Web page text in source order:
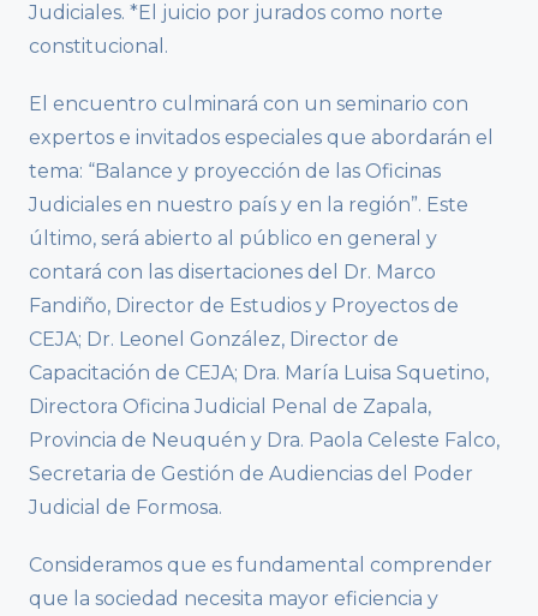
Judiciales. *El juicio por jurados como norte
constitucional.
El encuentro culminará con un seminario con
expertos e invitados especiales que abordarán el
tema: “Balance y proyección de las Oficinas
Judiciales en nuestro país y en la región”. Este
último, será abierto al público en general y
contará con las disertaciones del Dr. Marco
Fandiño, Director de Estudios y Proyectos de
CEJA; Dr. Leonel González, Director de
Capacitación de CEJA; Dra. María Luisa Squetino,
Directora Oficina Judicial Penal de Zapala,
Provincia de Neuquén y Dra. Paola Celeste Falco,
Secretaria de Gestión de Audiencias del Poder
Judicial de Formosa.
Consideramos que es fundamental comprender
que la sociedad necesita mayor eficiencia y